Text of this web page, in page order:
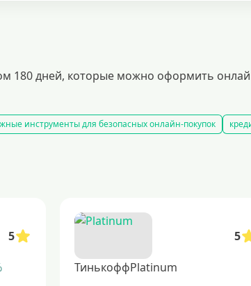
180 дней, которые можно оформить
инструменты для безопасных онлайн-покупок
отделения. такой сервис позволяет оформить
с возвратом части потраченных средств
топовые
покупки, оплачивать услуги и снимать наличные
5 5
ТинькоффPlatinum